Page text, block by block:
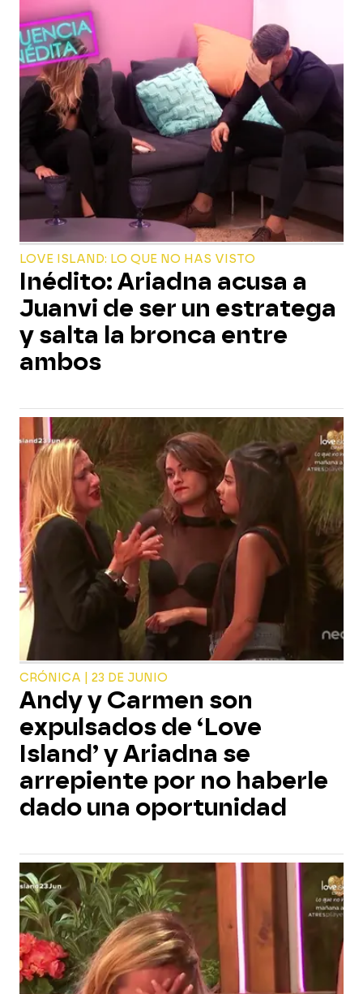
LOVE ISLAND: LO QUE NO HAS VISTO
Inédito: Ariadna acusa a
Juanvi de ser un estratega
y salta la bronca entre
ambos
CRÓNICA | 23 DE JUNIO
Andy y Carmen son
expulsados de ‘Love
Island’ y Ariadna se
arrepiente por no haberle
dado una oportunidad